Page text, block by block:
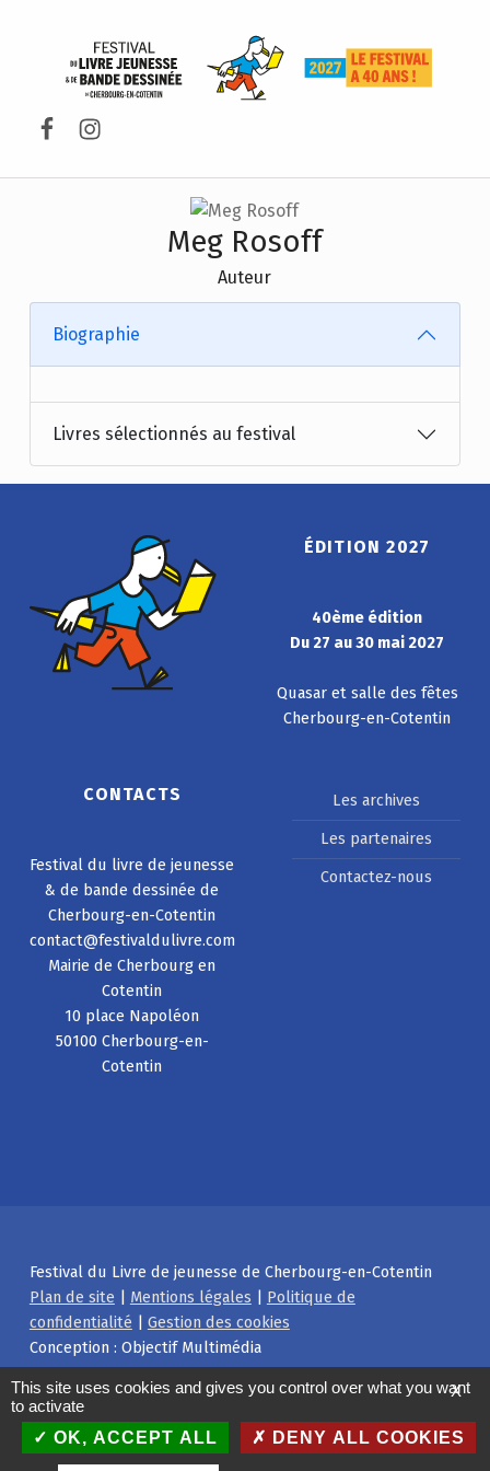
Facebook
Instagram
Meg Rosoff
Auteur
Biographie
Livres sélectionnés au festival
ÉDITION 2027
40ème édition
Du 27 au 30 mai 2027
Quasar et salle des fêtes
Cherbourg-en-Cotentin
CONTACTS
Festival du livre de jeunesse
& de bande dessinée de
Cherbourg-en-Cotentin
contact@festivaldulivre.com
Mairie de Cherbourg en
Cotentin
10 place Napoléon
50100 Cherbourg-en-
Cotentin
Les archives
Les partenaires
Contactez-nous
Festival du Livre de jeunesse de Cherbourg-en-Cotentin
Plan de site | Mentions légales | Politique de
confidentialité | Gestion des cookies
Conception : Objectif Multimédia
Facebook
Instagram
Back to top ↑ X
This site uses cookies and gives you control over what you want
to activate
OK, ACCEPT ALL
DENY ALL COOKIES